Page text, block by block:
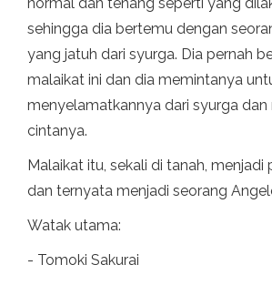
sehingga dia bertemu dengan
yang jatuh dari syurga. Dia pernah
malaikat ini dan dia memintanya
menyelamatkannya dari syurga dan
cintanya.
Malaikat itu, sekali di tanah,
dan ternyata menjadi seorang
Watak utama:
- Tomoki Sakurai